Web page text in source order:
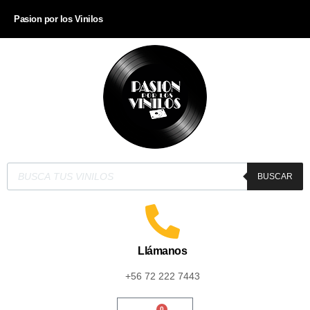
Pasion por los Vinilos
BUSCAR
Llámanos
+56 72 222 7443